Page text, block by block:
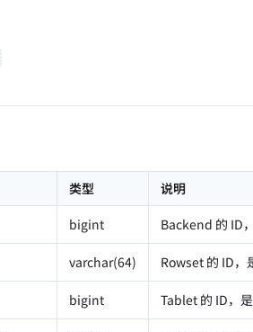
类型
说明
bigint Backend 的 ID
varchar(64) Rowset 的 ID，
bigint Tablet 的 ID，